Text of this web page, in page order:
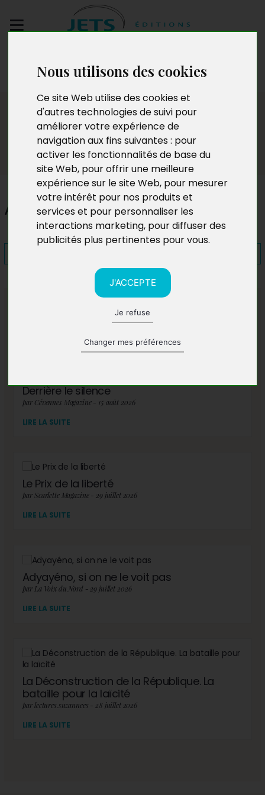
Nous utilisons des cookies
Ce site Web utilise des cookies et
d'autres technologies de suivi pour
améliorer votre expérience de
navigation aux fins suivantes : pour
activer les fonctionnalités de base du
site Web, pour offrir une meilleure
expérience sur le site Web, pour mesurer
votre intérêt pour nos produits et
services et pour personnaliser les
interactions marketing, pour diffuser des
publicités plus pertinentes pour vous.
J'ACCEPTE
Je refuse
Changer mes préférences
manuscrit
Presse
Alysson Rager
A lire également
Derrière le silence
par Cévennes Magazine - 15 août 2026
LIRE LA SUITE
Le Prix de la liberté
par Scarlette Magazine - 29 juillet 2026
LIRE LA SUITE
Adyayéno, si on ne le voit pas
par La Voix du Nord - 29 juillet 2026
LIRE LA SUITE
La Déconstruction de la République. La
bataille pour la laïcité
par lectures.suzannees - 28 juillet 2026
LIRE LA SUITE